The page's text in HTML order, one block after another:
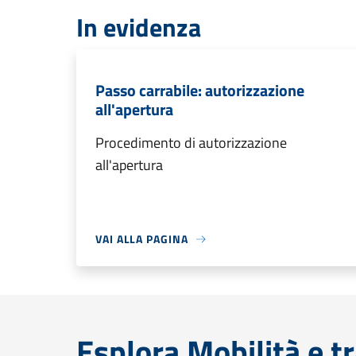
In evidenza
Passo carrabile: autorizzazione
all'apertura
Procedimento di autorizzazione
all'apertura
VAI ALLA PAGINA